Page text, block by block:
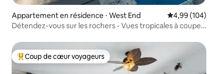
Appartement en résidence ⋅ West End Évaluation
4,99 (104)
Détendez-vous sur les rochers - Vues tropicales à couper
Coups de cœur voyageurs les plus appréciés
Coup de cœur voyageurs